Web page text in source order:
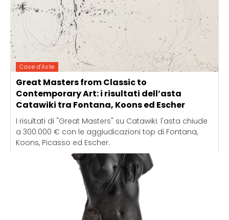
Case d'Aste
Great Masters from Classic to
Contemporary Art: i risultati dell’asta
Catawiki tra Fontana, Koons ed Escher
I risultati di "Great Masters" su Catawiki: l'asta chiude
a 300.000 € con le aggiudicazioni top di Fontana,
Koons, Picasso ed Escher.